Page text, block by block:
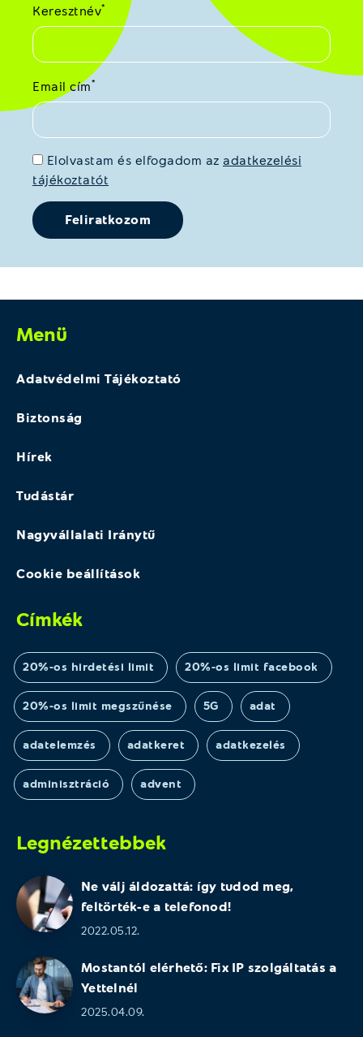
Keresztnév*
Email cím*
Elolvastam és elfogadom az adatkezelési
tájékoztatót
Menü
Adatvédelmi Tájékoztató
Biztonság
Hírek
Tudástár
Nagyvállalati Iránytű
Cookie beállítások
Címkék
20%-os hirdetési limit 20%-os limit facebook
20%-os limit megszűnése 5G adat
adatelemzés adatkeret adatkezelés
adminisztráció advent
Legnézettebbek
Ne válj áldozattá: így tudod meg,
feltörték-e a telefonod!
2022.05.12.
Mostantól elérhető: Fix IP szolgáltatás a
Yettelnél
2025.04.09.